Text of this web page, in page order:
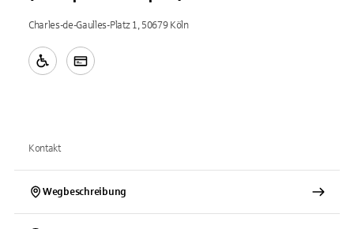
Charles-de-Gaulles-Platz 1, 50679 Köln
Kontakt
Wegbeschreibung